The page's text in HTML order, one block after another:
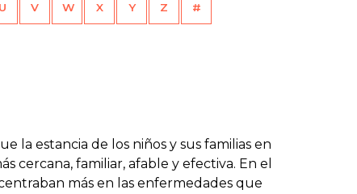
U V W X Y Z #
la estancia de los niños y sus familias en
cercana, familiar, afable y efectiva. En el
más en las enfermedades que